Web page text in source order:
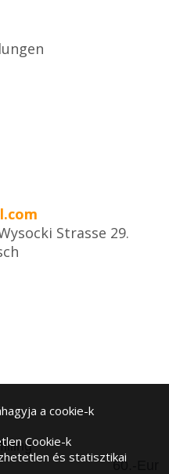
Strasse 29.
60.-Eur
a cookie-k
Cookie-k
és statisztikai